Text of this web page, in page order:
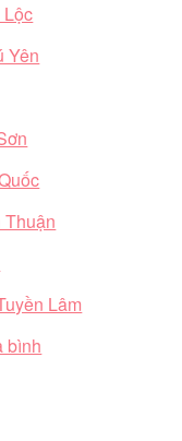
Lộc
Yên
Thuận
Lâm
bình